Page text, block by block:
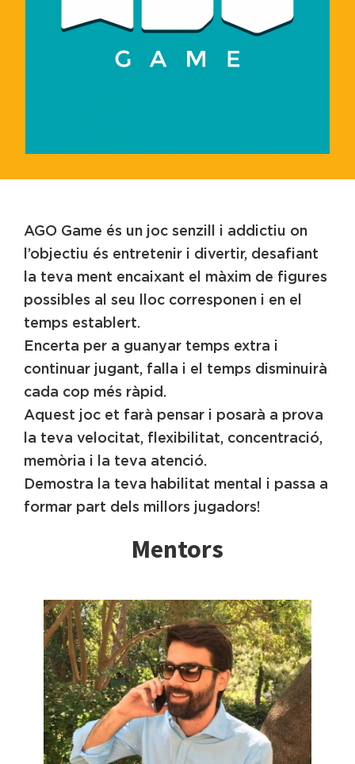
AGO Game és un joc senzill i addictiu on
l’objectiu és entretenir i divertir, desafiant
la teva ment encaixant el màxim de figures
possibles al seu lloc corresponen i en el
temps establert.
Encerta per a guanyar temps extra i
continuar jugant, falla i el temps disminuirà
cada cop més ràpid.
Aquest joc et farà pensar i posarà a prova
la teva velocitat, flexibilitat, concentració,
memòria i la teva atenció.
Demostra la teva habilitat mental i passa a
formar part dels millors jugadors!
Mentors